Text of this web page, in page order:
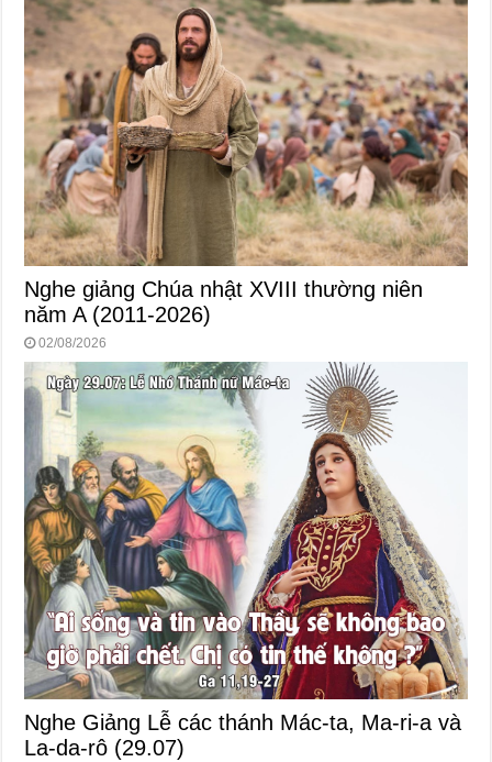
Nghe giảng Chúa nhật XVIII thường niên
năm A (2011-2026)
02/08/2026
Nghe Giảng Lễ các thánh Mác-ta, Ma-ri-a và
La-da-rô (29.07)